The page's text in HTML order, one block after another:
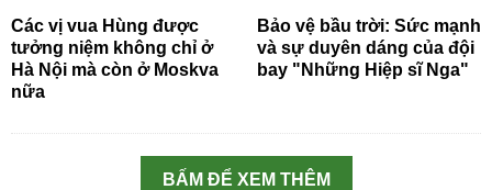
Các vị vua Hùng được
tưởng niệm không chỉ ở
Hà Nội mà còn ở Moskva
nữa
Bảo vệ bầu trời: Sức mạnh
và sự duyên dáng của đội
bay "Những Hiệp sĩ Nga"
BẤM ĐỂ XEM THÊM